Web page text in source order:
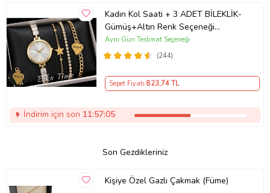
Kadın Kol Saati + 3 ADET BİLEKLİK-
Gümüş+Altın Renk Seçeneği
ayarlanabilir kordon Kadın Kol Saati
BİLEKLİK HEDİYE Altın Renk - Kız
(244)
Aynı Gün Teslimat Seçeneği
Sepet Fiyatı 823,74 TL
İndirim için son 11:57:05
Son Gezdikleriniz
Kişiye Özel Gazlı Çakmak (Füme)